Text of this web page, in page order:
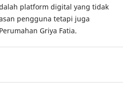
platform digital yang tidak
pengguna tetapi juga
Griya Fatia.